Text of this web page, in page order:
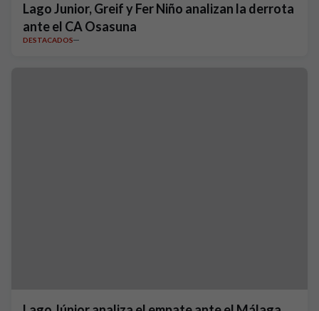
Lago Junior, Greif y Fer Niño analizan la derrota
ante el CA Osasuna
DESTACADOS